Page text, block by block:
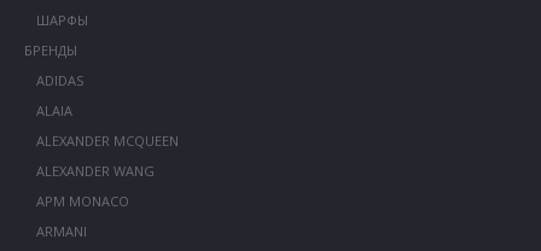
ШАРФЫ
БРЕНДЫ
ADIDAS
ALAIA
ALEXANDER MCQUEEN
ALEXANDER WANG
APM MONACO
ARMANI